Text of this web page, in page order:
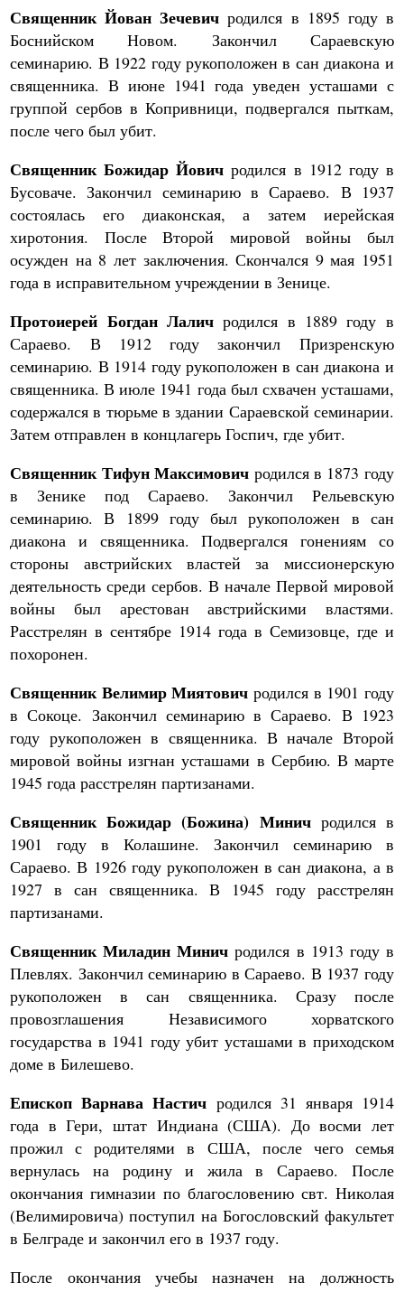
Священник Йован Зечевич родился в 1895 году в
Боснийском Новом. Закончил Сараевскую
семинарию. В 1922 году рукоположен в сан диакона и
священника. В июне 1941 года уведен усташами с
группой сербов в Копривници, подвергался пыткам,
после чего был убит.
Священник Божидар Йович родился в 1912 году в
Бусоваче. Закончил семинарию в Сараево. В 1937
состоялась его диаконская, а затем иерейская
хиротония. После Второй мировой войны был
осужден на 8 лет заключения. Скончался 9 мая 1951
года в исправительном учреждении в Зенице.
Протоиерей Богдан Лаличродился в 1889 году в
Сараево. В 1912 году закончил Призренскую
семинарию. В 1914 году рукоположен в сан диакона и
священника. В июле 1941 года был схвачен усташами,
содержался в тюрьме в здании Сараевской семинарии.
Затем отправлен в концлагерь Госпич, где убит.
Священник Тифун Максимович родился в 1873 году
в Зенике под Сараево. Закончил Рельевскую
семинарию. В 1899 году был рукоположен в сан
диакона и священника. Подвергался гонениям со
стороны австрийских властей за миссионерскую
деятельность среди сербов. В начале Первой мировой
войны был арестован австрийскими властями.
Расстрелян в сентябре 1914 года в Семизовце, где и
похоронен.
Священник Велимир Миятович родился в 1901 году
в Сокоце. Закончил семинарию в Сараево. В 1923
году рукоположен в священника. В начале Второй
мировой войны изгнан усташами в Сербию. В марте
1945 года расстрелян партизанами.
Священник Божидар (Божина) Миничродился в
1901 году в Колашине. Закончил семинарию в
Сараево. В 1926 году рукоположен в сан диакона, а в
1927 в сан священника. В 1945 году расстрелян
партизанами.
Священник Миладин Минич родился в 1913 году в
Плевлях. Закончил семинарию в Сараево. В 1937 году
рукоположен в сан священника. Сразу после
провозглашения Независимого хорватского
государства в 1941 году убит усташами в приходском
доме в Билешево.
Епископ Варнава Настич родился 31 января 1914
года в Гери, штат Индиана (США). До восми лет
прожил с родителями в США, после чего семья
вернулась на родину и жила в Сараево. После
окончания гимназии по благословению свт. Николая
(Велимировича) поступил на Богословский факультет
в Белграде и закончил его в 1937 году.
После окончания учебы назначен на должность